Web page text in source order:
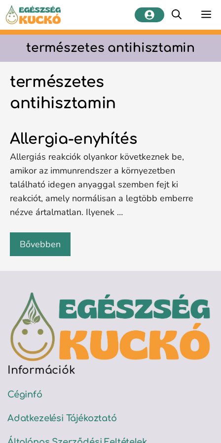
Kilépés
tartalomba
természetes antihisztamin
természetes
antihisztamin
Allergia-enyhítés
Allergiás reakciók olyankor következnek be,
amikor az immunrendszer a környezetben
található idegen anyaggal szemben fejt ki
reakciót, amely normálisan a legtöbb emberre
nézve ártalmatlan. Ilyenek …
Bővebben
Információk
Céginfó
Adatkezelési Tájékoztató